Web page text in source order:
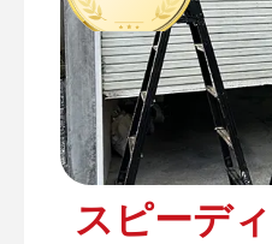
スピーデ